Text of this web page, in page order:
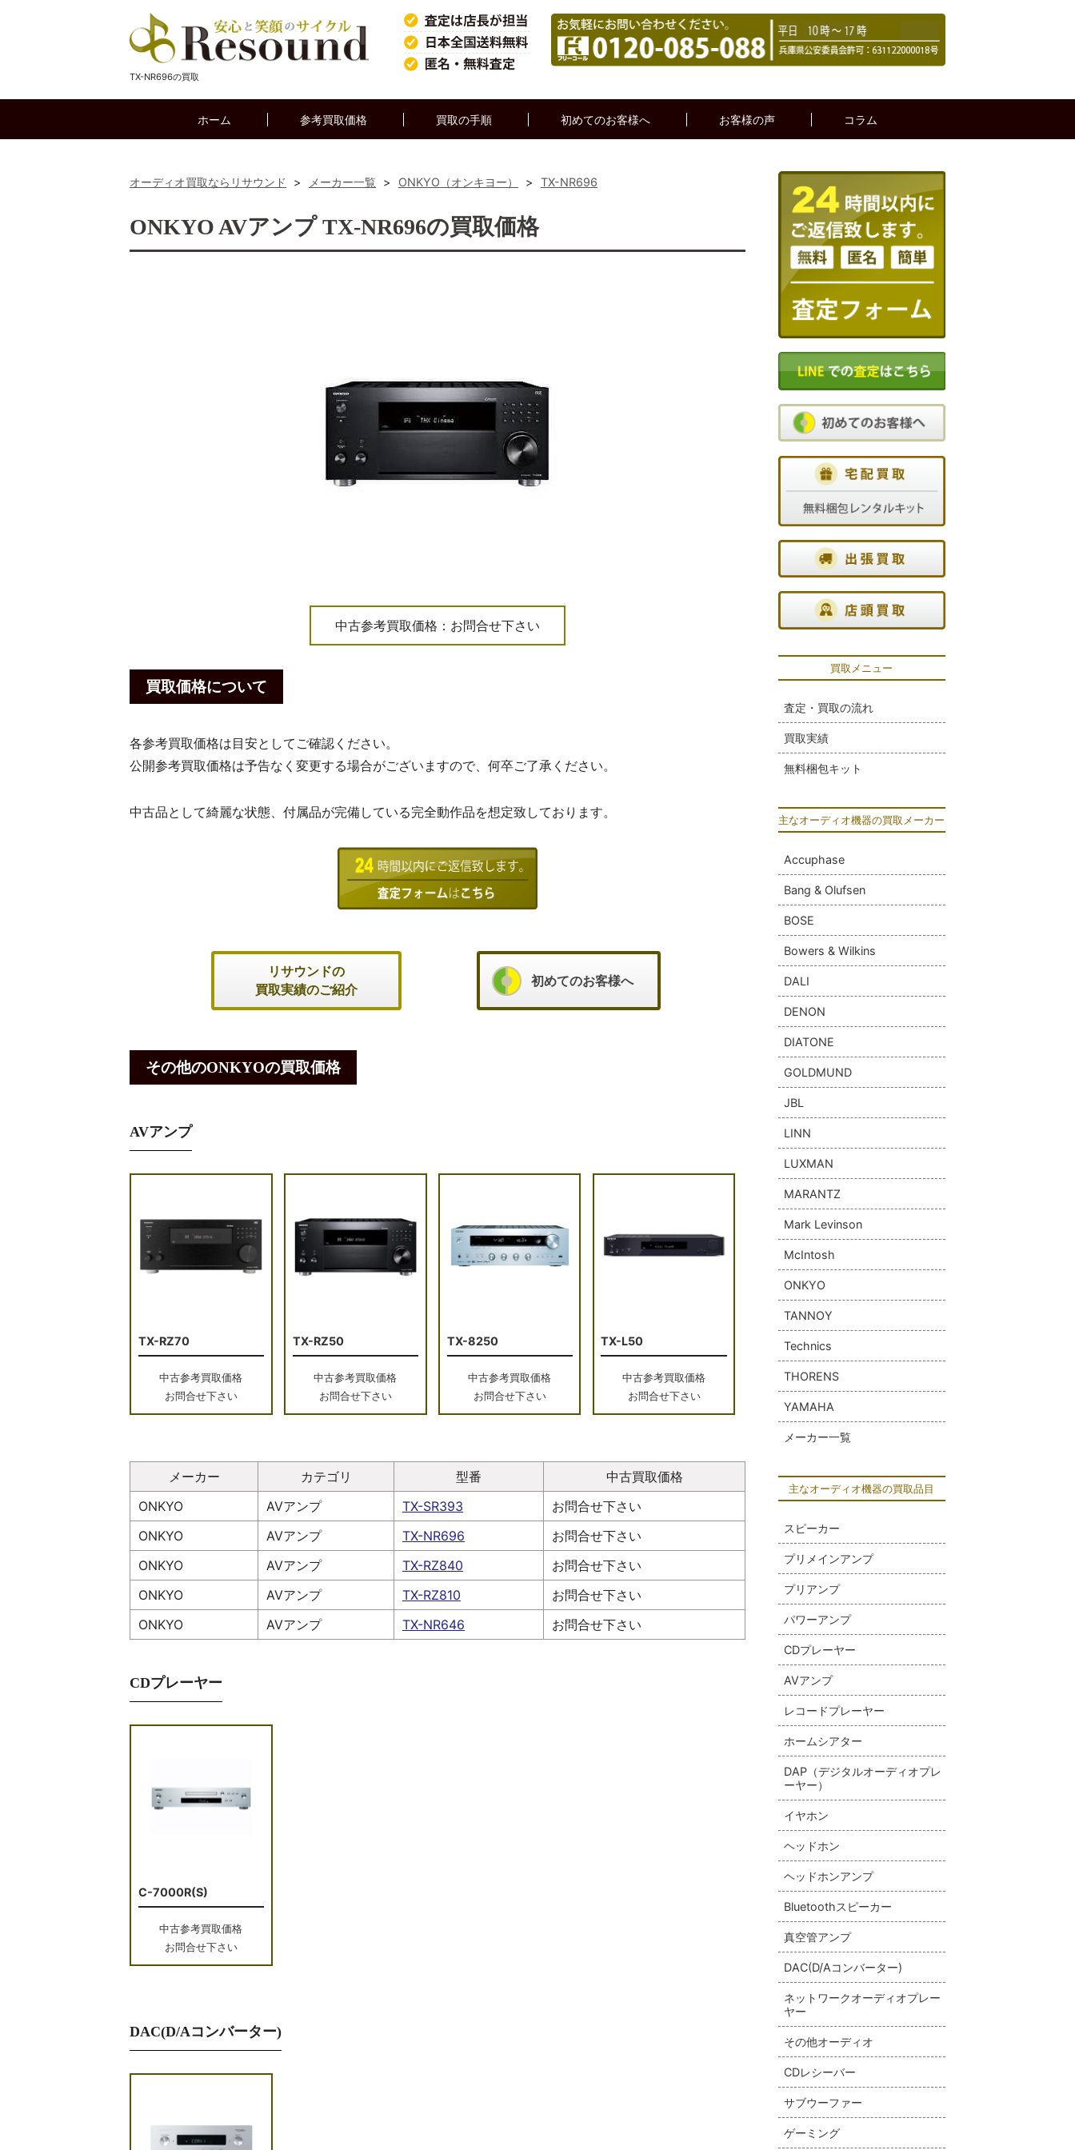
TX-NR696の買取
ホーム 参考買取価格 買取の手順 初めてのお客様へ お客様の声 コラム
オーディオ買取ならリサウンド > メーカー一覧 > ONKYO（オンキヨー） > TX-NR696
ONKYO AVアンプ TX-NR696の買取価格
中古参考買取価格：お問合せ下さい
買取価格について
各参考買取価格は目安としてご確認ください。
公開参考買取価格は予告なく変更する場合がございますので、何卒ご了承ください。
中古品として綺麗な状態、付属品が完備している完全動作品を想定致しております。
リサウンドの
買取実績のご紹介
初めてのお客様へ
その他のONKYOの買取価格
AVアンプ
TX-RZ70
中古参考買取価格
お問合せ下さい
TX-RZ50
中古参考買取価格
お問合せ下さい
TX-8250
中古参考買取価格
お問合せ下さい
TX-L50
中古参考買取価格
お問合せ下さい
メーカー カテゴリ 型番
中古買取価格
ONKYO
AVアンプ TX-SR393
お問合せ下さい
ONKYO
AVアンプ TX-NR696
お問合せ下さい
ONKYO
AVアンプ TX-RZ840
お問合せ下さい
ONKYO
AVアンプ TX-RZ810
お問合せ下さい
ONKYO
AVアンプ TX-NR646 お問合せ下さい
CDプレーヤー
C-7000R(S)
中古参考買取価格
お問合せ下さい
DAC(D/Aコンバーター)
買取メニュー
査定・買取の流れ
買取実績
無料梱包キット
主なオーディオ機器の買取メーカー
Accuphase
Bang & Olufsen
BOSE
Bowers & Wilkins
DALI
DENON
DIATONE
GOLDMUND
JBL
LINN
LUXMAN
MARANTZ
Mark Levinson
McIntosh
ONKYO
TANNOY
Technics
THORENS
YAMAHA
メーカー一覧
主なオーディオ機器の買取品目
スピーカー
プリメインアンプ
プリアンプ
パワーアンプ
CDプレーヤー
AVアンプ
レコードプレーヤー
ホームシアター
DAP（デジタルオーディオプレ
ーヤー）
イヤホン
ヘッドホン
ヘッドホンアンプ
Bluetoothスピーカー
真空管アンプ
DAC(D/Aコンバーター)
ネットワークオーディオプレー
ヤー
その他オーディオ
CDレシーバー
サブウーファー
ゲーミング